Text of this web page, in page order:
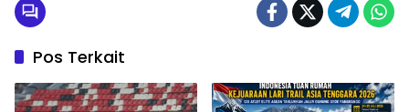
Pos Terkait